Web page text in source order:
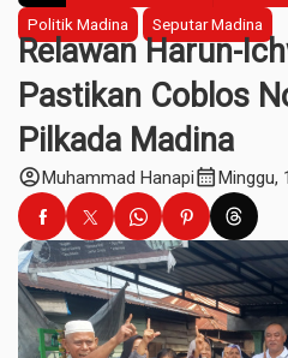
Politik Madina
Seputar Madina
Relawan Harun-
Pastikan Coblos
Pilkada Madina
account_circleMuhammad Hanapicalendar_monthMinggu,